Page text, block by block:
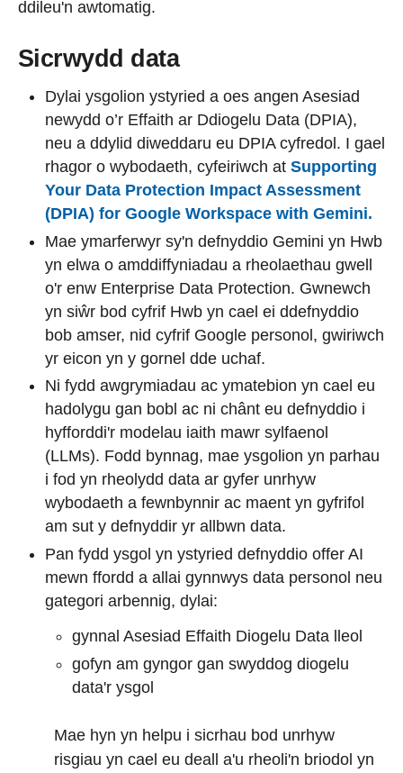
ddileu'n awtomatig.
Sicrwydd data
Dylai ysgolion ystyried a oes angen Asesiad
newydd o’r Effaith ar Ddiogelu Data (DPIA),
neu a ddylid diweddaru eu DPIA cyfredol. I gael
rhagor o wybodaeth, cyfeiriwch at Supporting
Your Data Protection Impact Assessment
(DPIA) for Google Workspace with Gemini.
Mae ymarferwyr sy'n defnyddio Gemini yn Hwb
yn elwa o amddiffyniadau a rheolaethau gwell
o'r enw Enterprise Data Protection. Gwnewch
yn siŵr bod cyfrif Hwb yn cael ei ddefnyddio
bob amser, nid cyfrif Google personol, gwiriwch
yr eicon yn y gornel dde uchaf.
Ni fydd awgrymiadau ac ymatebion yn cael eu
hadolygu gan bobl ac ni chânt eu defnyddio i
hyfforddi'r modelau iaith mawr sylfaenol
(LLMs). Fodd bynnag, mae ysgolion yn parhau
i fod yn rheolydd data ar gyfer unrhyw
wybodaeth a fewnbynnir ac maent yn gyfrifol
am sut y defnyddir yr allbwn data.
Pan fydd ysgol yn ystyried defnyddio offer AI
mewn ffordd a allai gynnwys data personol neu
gategori arbennig, dylai:
gynnal Asesiad Effaith Diogelu Data lleol
gofyn am gyngor gan swyddog diogelu
data'r ysgol
Mae hyn yn helpu i sicrhau bod unrhyw
risgiau yn cael eu deall a'u rheoli'n briodol yn